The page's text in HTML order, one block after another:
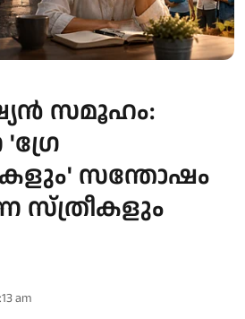
സമൂഹം:
സന്തോഷം
സ്ത്രീകളും
am